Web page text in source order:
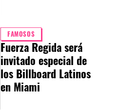
FAMOSOS
Fuerza Regida será
invitado especial de
los Billboard Latinos
en Miami